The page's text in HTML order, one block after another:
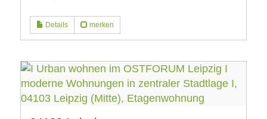
Details merken